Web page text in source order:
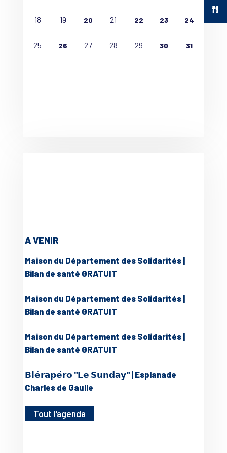
18 19 20 21 22 23 24
25 26 27 28 29 30 31
A VENIR
Maison du Département des Solidarités |
Bilan de santé GRATUIT
Maison du Département des Solidarités |
Bilan de santé GRATUIT
Maison du Département des Solidarités |
Bilan de santé GRATUIT
𝗕𝗶𝗲̀𝗿𝗮𝗽𝗲́𝗿𝗼 "𝗟𝗲 𝗦𝘂𝗻𝗱𝗮𝘆" | Esplanade
Charles de Gaulle
Tout l'agenda